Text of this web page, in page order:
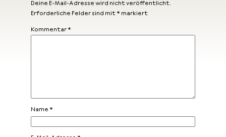
Deine E-Mail-Adresse wird nicht veröffentlicht.
Erforderliche Felder sind mit * markiert
Kommentar *
Name *